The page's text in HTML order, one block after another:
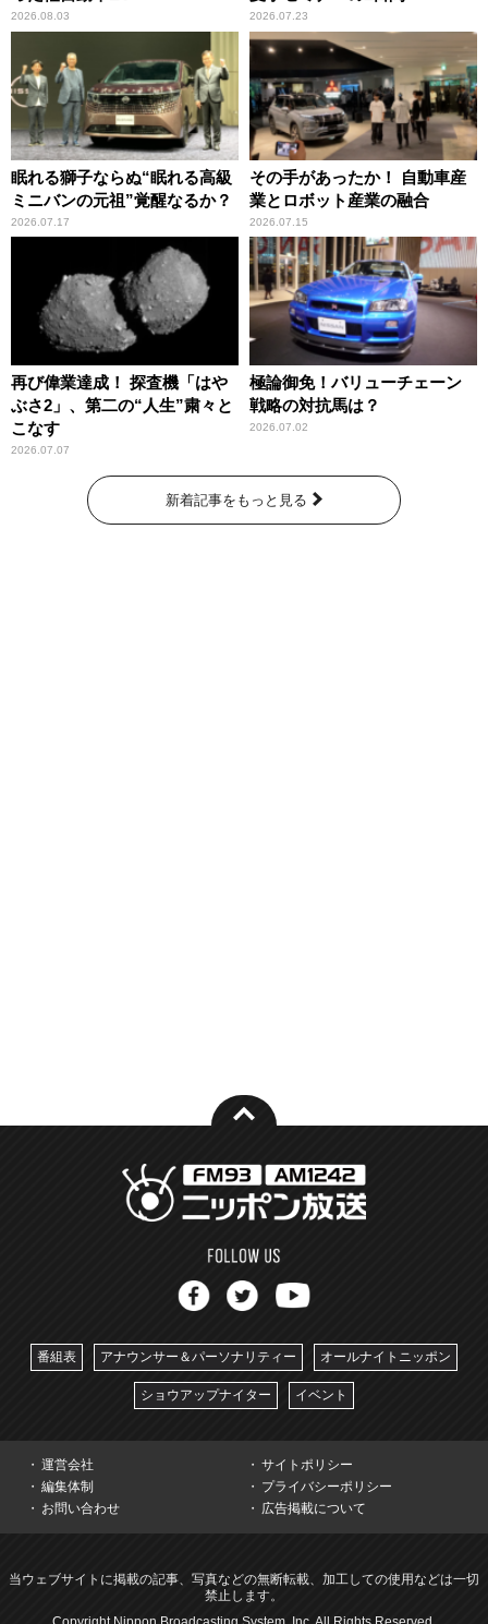
2026.08.03 2026.07.23
眠れる獅子ならぬ“眠れる高級
ミニバンの元祖”覚醒なるか？
2026.07.17
その手があったか！ 自動車産
業とロボット産業の融合
2026.07.15
再び偉業達成！ 探査機「はや
ぶさ2」、第二の“人生”粛々と
こなす
2026.07.07
極論御免！バリューチェーン
戦略の対抗馬は？
2026.07.02
新着記事をもっと見る
番組表 アナウンサー＆パーソナリティー オールナイトニッポン
ショウアップナイター イベント
運営会社
サイトポリシー
編集体制
プライバシーポリシー
お問い合わせ
広告掲載について
当ウェブサイトに掲載の記事、写真などの無断転載、加工しての使用などは一切
禁止します。
Copyright Nippon Broadcasting System, Inc. All Rights Reserved.